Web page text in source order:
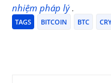
nhiệm pháp lý.
TAGS BITCOIN BTC